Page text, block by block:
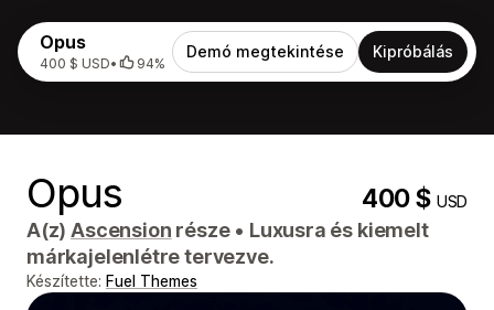
Opus
400 $ USD• 94%
Demó megtekintése Kipróbálás
Opus 400 $USD
A(z)Ascension része • Luxusra és kiemelt
márkajelenlétre tervezve.
Készítette: Fuel Themes